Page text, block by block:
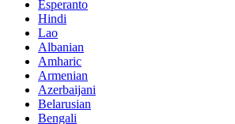
Esperanto
Hindi
Lao
Albanian
Amharic
Armenian
Azerbaijani
Belarusian
Bengali